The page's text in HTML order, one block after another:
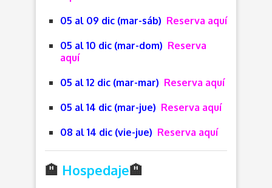
05 al 09 dic (mar-sáb) Reserva aquí
05 al 10 dic (mar-dom) Reserva
aquí
05 al 12 dic (mar-mar) Reserva aquí
05 al 14 dic (mar-jue) Reserva aquí
08 al 14 dic (vie-jue) Reserva aquí
🏨 Hospedaje🏨